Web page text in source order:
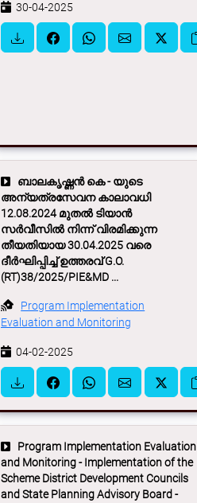
30-04-2025
ബാലകൃഷ്ണന്‍ കെ - യുടെ
അന്യത്രസേവന കാലാവധി
12.08.2024 മുതല്‍ ടിയാന്‍
സര്‍വീസില്‍ നിന്ന് വിരമിക്കുന്ന
തീയതിയായ 30.04.2025 വരെ
ദീര്‍ഘിപ്പിച്ച് ഉത്തരവ് G.O.
(RT)38/2025/PIE&MD ...
Program Implementation
Evaluation and Monitoring
04-02-2025
Program Implementation Evaluation
and Monitoring - Implementation of the
Scheme District Development Councils
and State Planning Advisory Board -